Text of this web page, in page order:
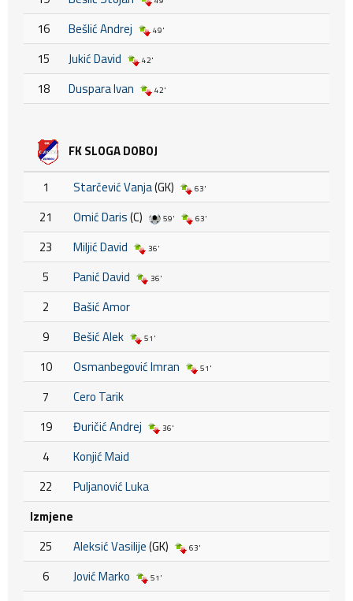
16 Bešlić Andrej 49'
15 Jukić David 42'
18 Duspara Ivan 42'
FK SLOGA DOBOJ
1 Starčević Vanja(GK) 63'
21 Omić Daris(C) 59' 63'
23 Miljić David 36'
5 Panić David 36'
2
Bašić Amor
9
Bešić Alek 51'
10 Osmanbegović Imran 51'
7
Cero Tarik
19
Đuričić Andrej 36'
4
Konjić Maid
22
Puljanović Luka
Izmjene
25
Aleksić Vasilije(GK) 63'
6 Jović Marko 51'